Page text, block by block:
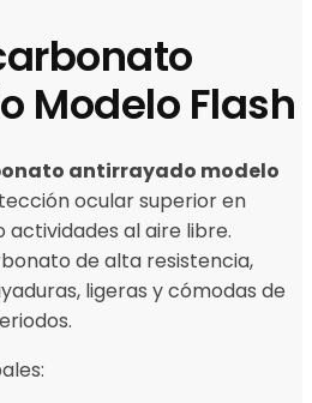
Modelo Flash
antirrayado modelo
ocular superior en
al aire libre.
de alta resistencia,
ligeras y cómodas de